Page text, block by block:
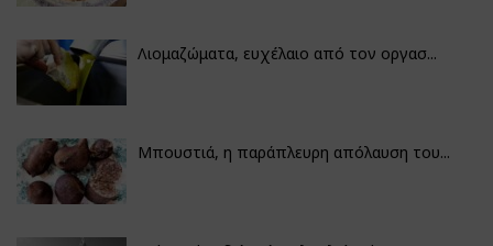
Λιομαζώματα, ευχέλαιο από τον οργασ...
Μπουστιά, η παράπλευρη απόλαυση του...